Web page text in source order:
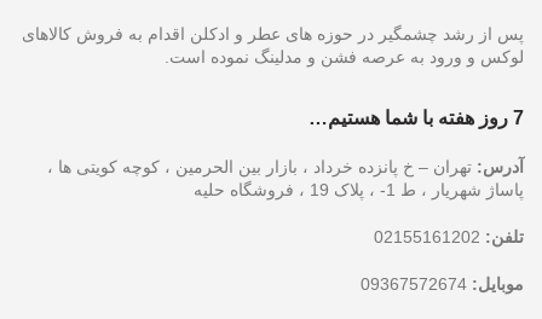
پس از رشد چشمگیر در حوزه های عطر و ادکلن اقدام به فروش کالاهای
لوکس و ورود به عرصه فشن و مدلینگ نموده است.
7 روز هفته با شما هستیم…
آدرس: تهران – خ پانزده خرداد ، بازار بین الحرمین ، کوچه کویتی ها ،
پاساژ شهریار ، ط 1- ، پلاک 19 ، فروشگاه حلیه
تلفن: 02155161202
موبایل: 09367572674